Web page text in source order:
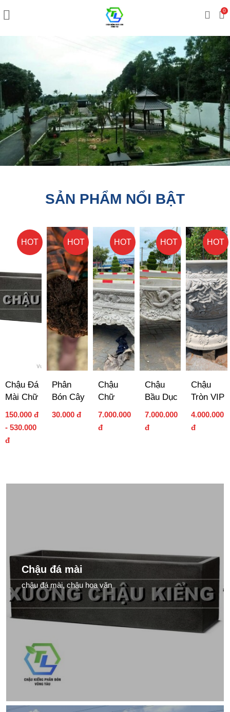
0
SẢN PHẨM NỔI BẬT
HOT
Chậu Đá
Mài Chữ
150.000 đ
- 530.000
đ
HOT
Phân
Bón Cây
30.000 đ
HOT
Chậu
Chữ
TL04
7.000.000
đ
HOT
Chậu
Bầu Dục
TL03
7.000.000
đ
HOT
Chậu
Tròn VIP
4.000.000
đ
Chậu đá mài
chậu đá mài, chậu hoa văn